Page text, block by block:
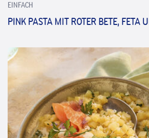
EINFACH
PINK PASTA MIT ROTER BETE, FETA